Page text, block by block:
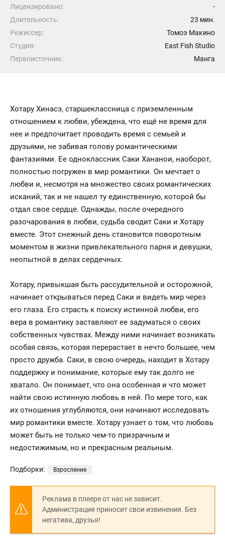
Лицензировано:
-
Длительность:
23 мин.
Режиссер:
Томоэ Макино
Студия:
East Fish Studio
Первоисточник:
Манга
Хотару Хинасэ, старшеклассница с приземленным
отношением к любви, убеждена, что ещё не время для
нее и предпочитает проводить время с семьей и
друзьями, не забивая голову романтическими
фантазиями. Ее одноклассник Саки Хананои, наоборот,
полностью погружен в мир романтики. Он мечтает о
любви и, несмотря на множество своих романтических
исканий, так и не нашел ту единственную, которой бы
отдал свое сердце. Однажды, после очередного
разочарования в любви, судьба сводит Саки и Хотару
вместе. Этот снежный день становится поворотным
моментом в жизни привлекательного парня и девушки,
неопытной в делах сердечных.
Хотару, привыкшая быть рассудительной и осторожной,
начинает открываться перед Саки и видеть мир через
его глаза. Его страсть к поиску истинной любви, его
вера в романтику заставляют ее задуматься о своих
собственных чувствах. Между ними начинает возникать
особая связь, которая перерастает в нечто большее, чем
просто дружба. Саки, в свою очередь, находит в Хотару
поддержку и понимание, которые ему так долго не
хватало. Он понимает, что она особенная и что может
найти свою истинную любовь в ней. По мере того, как
их отношения углубляются, они начинают исследовать
мир романтики вместе. Хотару узнает о том, что любовь
может быть не только чем-то призрачным и
недостижимым, но и прекрасным реальным.
Подборки: Взросление
Реклама в плеере от нас не зависит.
Администрация приносит свои извинения. Без
негатива, друзья!